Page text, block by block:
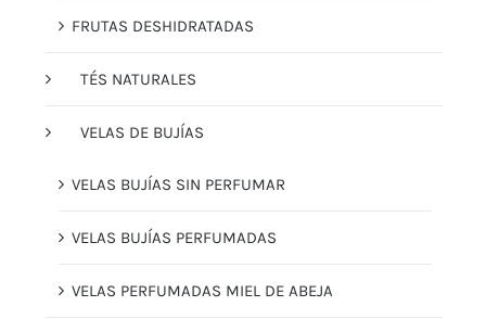
FRUTAS DESHIDRATADAS
TÉS NATURALES
VELAS DE BUJÍAS
VELAS BUJÍAS SIN PERFUMAR
VELAS BUJÍAS PERFUMADAS
VELAS PERFUMADAS MIEL DE ABEJA